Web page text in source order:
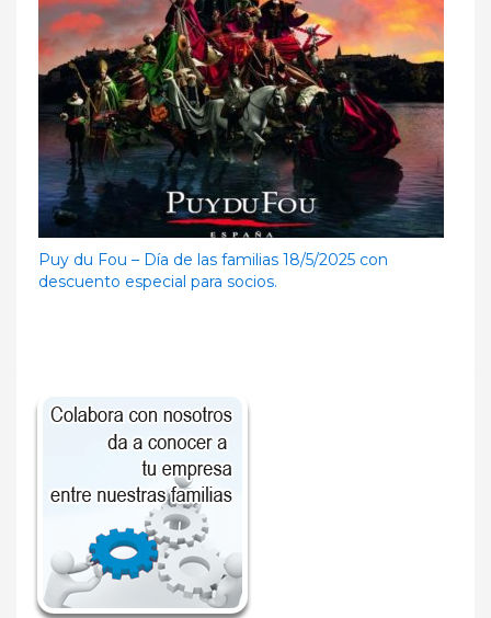
Puy du Fou – Día de las familias 18/5/2025 con
descuento especial para socios.